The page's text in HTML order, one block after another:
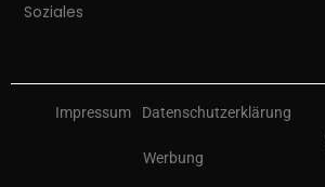
Soziales
Impressum Datenschutzerklärung
Werbung